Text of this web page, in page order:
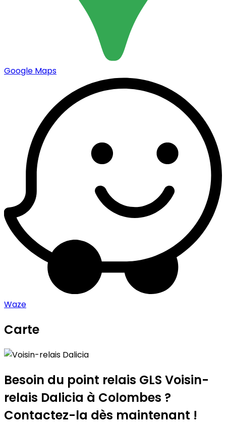
Google Maps
Waze
Carte
Voisin-relais Dalicia
+
−
Besoin du point relais GLS Voisin-
relais Dalicia à Colombes ?
Contactez-la dès maintenant !